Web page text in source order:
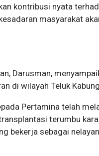
kontribusi nyata
masyarakat
Darusman,
di wilayah Teluk
Pertamina telah
terumbu
bekerja sebagai